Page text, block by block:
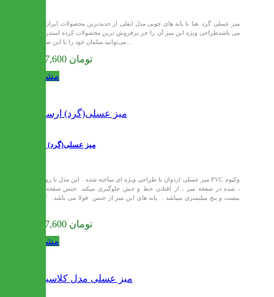
میز عسلی گرد هنا با پایه های چوبی مدل ایفلی از جدیدترین محصولات ایران میز
می باشدطراحی ویژه این میز آن را جز پرفروش ترین محصولات کرده استدرواقع
6,837,600 تومان
مشاهده
میز عسلی(گرد) ارسام
میز عسلی اردوان با طراحی ویژه ای ساخته شده . این مدل با روکش PVC وکیوم
شده در صفحه میز ، از افتادن خط و خش جلوگیری میکند .جنس صفحه میز ،
MDF بیست و پنج میلیمتری میباشد . پایه های این میز از جنس فولا می باشد.
6,837,600 تومان
مشاهده